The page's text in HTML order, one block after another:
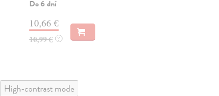
Do 6 dní
10,66 €
10,99 € ?
High-contrast mode